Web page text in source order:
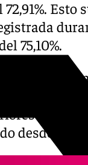
72,91%.
75,10%.
para abril
a los
desde